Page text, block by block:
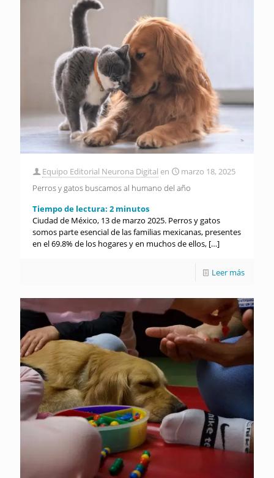
Equipo Editorial Neurona Digital en
marzo 18, 2025
Perros y gatos buscamos al humano del año
Tiempo de lectura: 2 minutos
Ciudad de México, 13 de marzo 2025. Perros y gatos
somos parte esencial de las familias mexicanas, presentes
en el 69.8% de los hogares y en muchos de ellos, […]
Leer más